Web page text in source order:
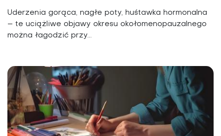
Uderzenia gorąca, nagłe poty, huśtawka hormonalna
– te uciążliwe objawy okresu okołomenopauzalnego
można łagodzić przy...